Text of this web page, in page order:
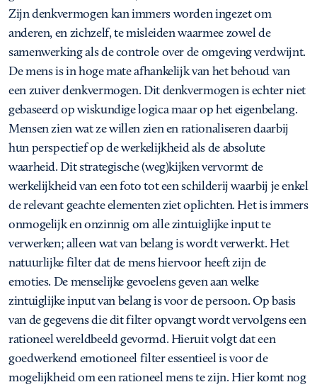
Zijn denkvermogen kan immers worden ingezet om
anderen, en zichzelf, te misleiden waarmee zowel de
samenwerking als de controle over de omgeving verdwijnt.
De mens is in hoge mate afhankelijk van het behoud van
een zuiver denkvermogen. Dit denkvermogen is echter niet
gebaseerd op wiskundige logica maar op het eigenbelang.
Mensen zien wat ze willen zien en rationaliseren daarbij
hun perspectief op de werkelijkheid als de absolute
waarheid. Dit strategische (weg)kijken vervormt de
werkelijkheid van een foto tot een schilderij waarbij je enkel
de relevant geachte elementen ziet oplichten. Het is immers
onmogelijk en onzinnig om alle zintuiglijke input te
verwerken; alleen wat van belang is wordt verwerkt. Het
natuurlijke filter dat de mens hiervoor heeft zijn de
emoties. De menselijke gevoelens geven aan welke
zintuiglijke input van belang is voor de persoon. Op basis
van de gegevens die dit filter opvangt wordt vervolgens een
rationeel wereldbeeld gevormd. Hieruit volgt dat een
goedwerkend emotioneel filter essentieel is voor de
mogelijkheid om een rationeel mens te zijn. Hier komt nog